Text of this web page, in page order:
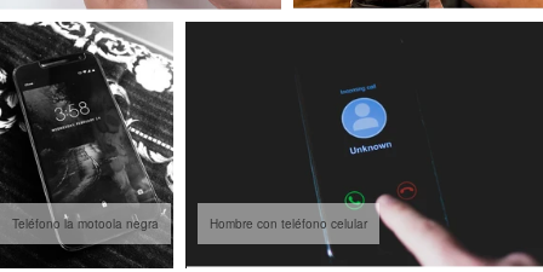
Teléfono la motoola negra Hombre con teléfono celular